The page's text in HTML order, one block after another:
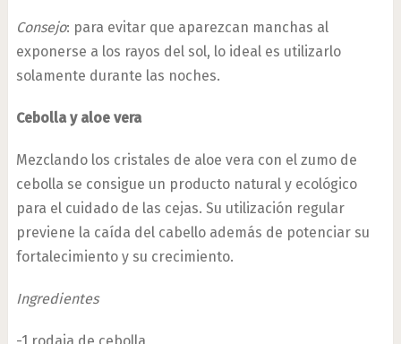
Consejo: para evitar que aparezcan manchas al
exponerse a los rayos del sol, lo ideal es utilizarlo
solamente durante las noches.
Cebolla y aloe vera
Mezclando los cristales de aloe vera con el zumo de
cebolla se consigue un producto natural y ecológico
para el cuidado de las cejas. Su utilización regular
previene la caída del cabello además de potenciar su
fortalecimiento y su crecimiento.
Ingredientes